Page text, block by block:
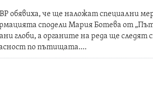
обявиха, че ще наложат специални
сподели Мария Ботева от
глоби, а органите на реда ще
по пътищата.…